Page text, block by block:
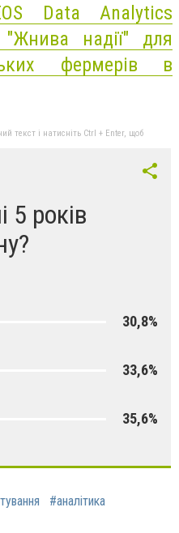
Data Analytics
"Жнива надії" для
фермерів в
текст і натисніть Ctrl + Enter, щоб
років
30,8%
33,6%
35,6%
#аналітика